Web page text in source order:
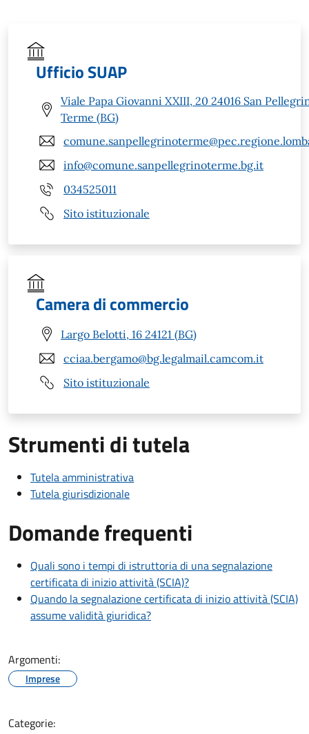
Ufficio SUAP
Viale Papa Giovanni XXIII, 20 24016 San
Terme (BG)
info@comune.sanpellegrinoterme.bg.it
034525011
Sito istituzionale
Camera di commercio
Largo Belotti, 16 24121 (BG)
cciaa.bergamo@bg.legalmail.camcom.it
Sito istituzionale
Strumenti di tutela
Tutela amministrativa
Tutela giurisdizionale
Domande frequenti
Quali sono i tempi di istruttoria di una segnalazione
certificata di inizio attività (SCIA)?
Quando la segnalazione certificata di inizio attività (SCIA)
assume validità giuridica?
Argomenti:
Imprese
Categorie: